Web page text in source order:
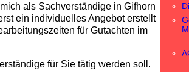
als Sachverständige in Gifhorn
ein individuelles Angebot erstellt
für Gutachten im
für Sie tätig werden soll.